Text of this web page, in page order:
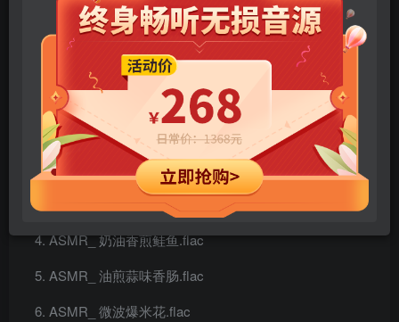
年卡会员免费 永久会员免费
立即购买
您当前未登录！建议登陆后购买，可保存购买订单
ASMR_ 疗愈的柴火鸟鸣摇篮曲.flac
ASMR_ 露营区旁的蛙鸣令人好眠.flac
ASMR_ 深夜睡眠柴火BGM声响.flac
ASMR_ 奶油香煎鲑鱼.flac
ASMR_ 油煎蒜味香肠.flac
ASMR_ 微波爆米花.flac